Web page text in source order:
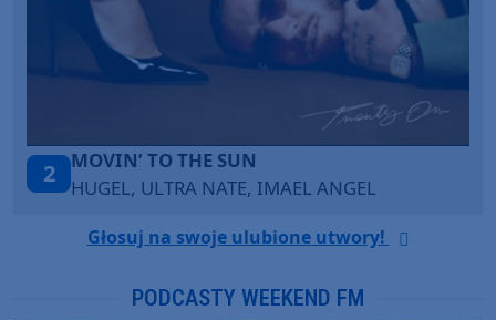
3
LEGENDARY LOVERS (SAVE ME)
KATY PERRY & CHIEF KEEF
Głosuj na swoje ulubione utwory!
PODCASTY WEEKEND FM